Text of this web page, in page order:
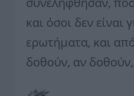
και όσοι δεν είναι
ερωτήματα, και
δοθούν, αν